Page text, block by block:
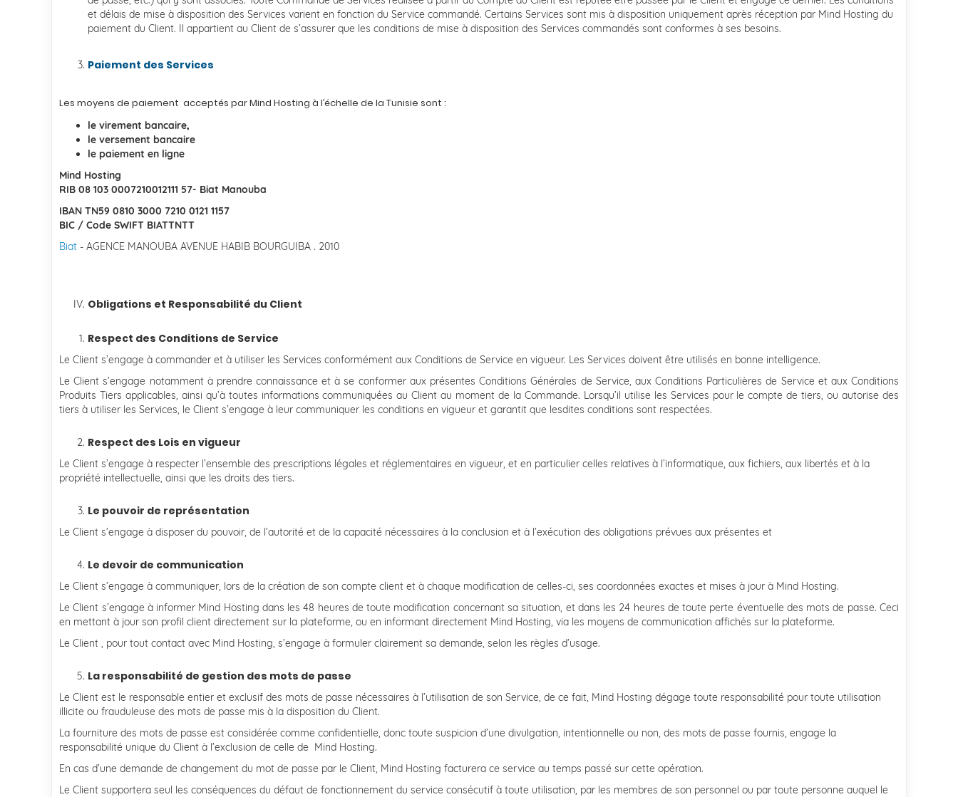
et délais de mise à disposition des Services varient en fonction du Service commandé. Certains Services sont mis à disposition uniquement après réception par Mind Hosting du
paiement du Client. Il appartient au Client de s’assurer que les conditions de mise à disposition des Services commandés sont conformes à ses besoins.
Paiement des Services
Les moyens de paiement acceptés par Mind Hosting à l’échelle de la Tunisie sont :
le virement bancaire,
le versement bancaire
le paiement en ligne
Mind Hosting
RIB 08 103 0007210012111 57- Biat Manouba
IBAN TN59 0810 3000 7210 0121 1157
BIC / Code SWIFT BIATTNTT
Biat - AGENCE MANOUBA AVENUE HABIB BOURGUIBA . 2010
Obligations et Responsabilité du Client
Respect des Conditions de Service
Le Client s’engage à commander et à utiliser les Services conformément aux Conditions de Service en vigueur. Les Services doivent être utilisés en bonne intelligence.
Le Client s’engage notamment à prendre connaissance et à se conformer aux présentes Conditions Générales de Service, aux Conditions Particulières de Service et aux Conditions
Produits Tiers applicables, ainsi qu’à toutes informations communiquées au Client au moment de la Commande. Lorsqu’il utilise les Services pour le compte de tiers, ou autorise des
tiers à utiliser les Services, le Client s’engage à leur communiquer les conditions en vigueur et garantit que lesdites conditions sont respectées.
Respect des Lois en vigueur
Le Client s’engage à respecter l’ensemble des prescriptions légales et réglementaires en vigueur, et en particulier celles relatives à l’informatique, aux fichiers, aux libertés et à la
propriété intellectuelle, ainsi que les droits des tiers.
Le pouvoir de représentation
Le Client s’engage à disposer du pouvoir, de l’autorité et de la capacité nécessaires à la conclusion et à l’exécution des obligations prévues aux présentes et
Le devoir de communication
Le Client s’engage à communiquer, lors de la création de son compte client et à chaque modification de celles-ci, ses coordonnées exactes et mises à jour à Mind Hosting.
Le Client s’engage à informer Mind Hosting dans les 48 heures de toute modification concernant sa situation, et dans les 24 heures de toute perte éventuelle des mots de passe. Ceci
en mettant à jour son profil client directement sur la plateforme, ou en informant directement Mind Hosting, via les moyens de communication affichés sur la plateforme.
Le Client , pour tout contact avec Mind Hosting, s’engage à formuler clairement sa demande, selon les règles d’usage.
La responsabilité de gestion des mots de passe
Le Client est le responsable entier et exclusif des mots de passe nécessaires à l’utilisation de son Service, de ce fait, Mind Hosting dégage toute responsabilité pour toute utilisation
illicite ou frauduleuse des mots de passe mis à la disposition du Client.
La fourniture des mots de passe est considérée comme confidentielle, donc toute suspicion d’une divulgation, intentionnelle ou non, des mots de passe fournis, engage la
responsabilité unique du Client à l’exclusion de celle de Mind Hosting.
En cas d’une demande de changement du mot de passe par le Client, Mind Hosting facturera ce service au temps passé sur cette opération.
Le Client supportera seul les conséquences du défaut de fonctionnement du service consécutif à toute utilisation, par les membres de son personnel ou par toute personne auquel le